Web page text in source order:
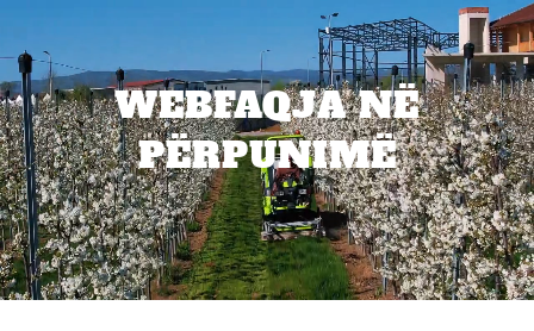
WEBFAQJA NË
PËRPUNIMË